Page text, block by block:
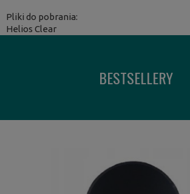
Pliki do pobrania:
Helios Clear
BESTSELLERY